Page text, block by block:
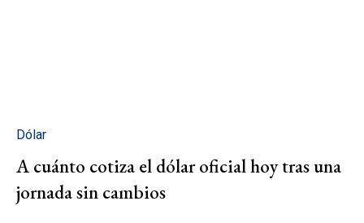
Dólar
A cuánto cotiza el dólar oficial hoy tras una
jornada sin cambios